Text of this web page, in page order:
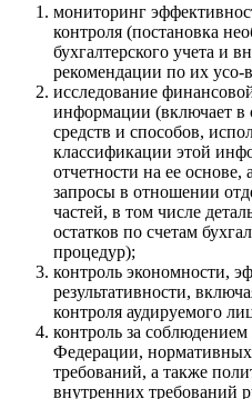
мониторинг
контроля (постановка
бухгалтерского учета и
рекомендации по их
исследование
информации (включает в
средств и способов,
классификации этой
отчетности на ее
запросы в отношении
частей, в том числе
остатков по счетам
процедур);
контроль экономности,
результативности,
контроля аудируемого
контроль за соблюдением
Федерации,
требований, а также
внутренних требований